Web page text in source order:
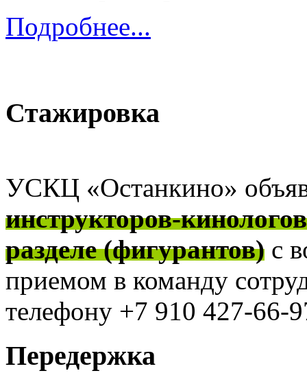
Подробнее...
Стажировка
УСКЦ «Останкино»
инструкторов-
разделе (фигурантов) с
приемом в команду
телефону +7 910 427-66-
Передержка